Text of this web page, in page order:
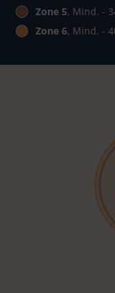
Zone 5, Mind. -
Zone 6, Mind. -